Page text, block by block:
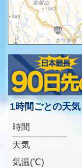
1時間ごとの天気
時間
天気
気温(℃)